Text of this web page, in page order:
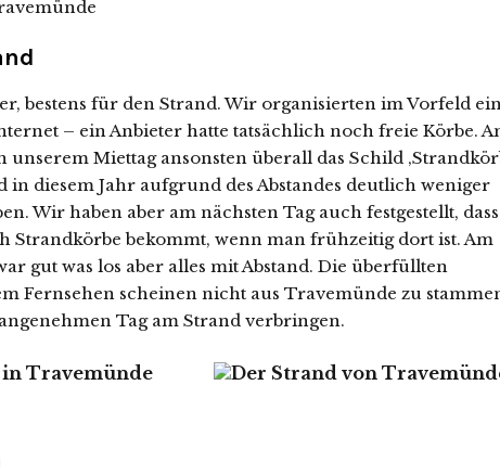
bestens für den Strand. Wir organisierten im Vorfeld
– ein Anbieter hatte tatsächlich noch freie Körbe.
unserem Miettag ansonsten überall das Schild
in diesem Jahr aufgrund des Abstandes deutlich weniger
Wir haben aber am nächsten Tag auch festgestellt, dass
Strandkörbe bekommt, wenn man frühzeitig dort ist. Am
gut was los aber alles mit Abstand. Die überfüllten
Fernsehen scheinen nicht aus Travemünde zu
Tag am Strand verbringen.